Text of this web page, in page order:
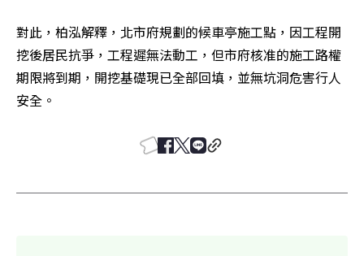
對此，柏泓解釋，北市府規劃的候車亭施工點，因工程開
挖後居民抗爭，工程遲無法動工，但市府核准的施工路權
期限將到期，開挖基礎現已全部回填，並無坑洞危害行人
安全。